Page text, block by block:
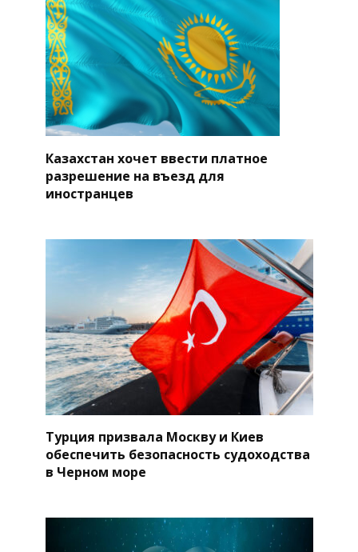
Казахстан хочет ввести платное
разрешение на въезд для
иностранцев
Турция призвала Москву и Киев
обеспечить безопасность судоходства
в Черном море